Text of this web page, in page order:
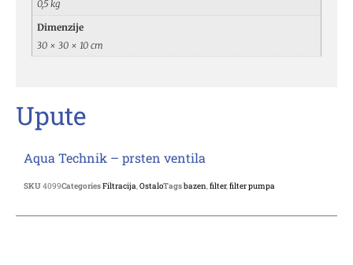
0,5 kg
Dimenzije
30 × 30 × 10 cm
Upute
Aqua Technik – prsten ventila
SKU4099CategoriesFiltracija,OstaloTagsbazen,filter,filter pumpa